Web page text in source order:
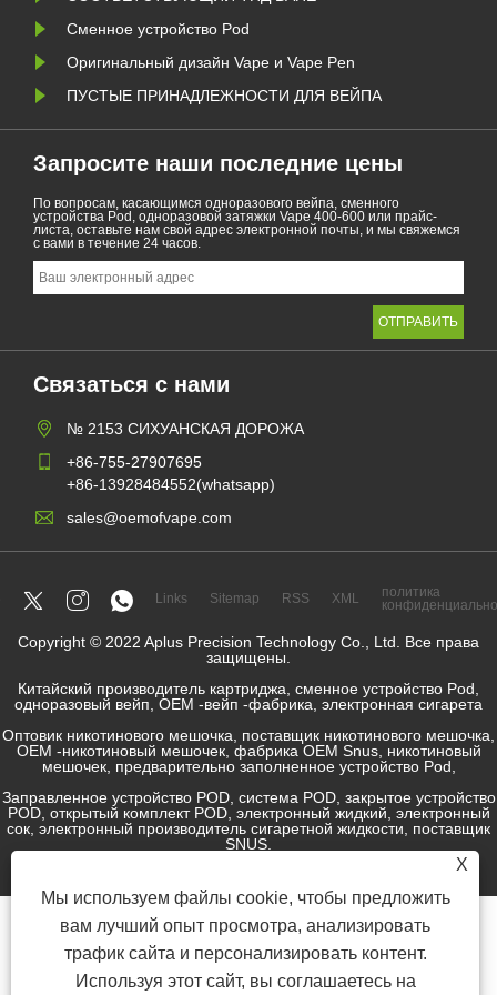
X
Мы используем файлы cookie, чтобы предложить
вам лучший опыт просмотра, анализировать
трафик сайта и персонализировать контент.
Используя этот сайт, вы соглашаетесь на
Сменное устройство Pod
Оригинальный дизайн Vape и Vape Pen
ПУСТЫЕ ПРИНАДЛЕЖНОСТИ ДЛЯ ВЕЙПА
Запросите наши последние цены
По вопросам, касающимся одноразового вейпа, сменного
устройства Pod, одноразовой затяжки Vape 400-600 или прайс-
листа, оставьте нам свой адрес электронной почты, и мы свяжемся
с вами в течение 24 часов.
Связаться с нами
№ 2153 СИХУАНСКАЯ ДОРОЖА
+86-755-27907695
+86-13928484552(whatsapp)
sales@oemofvape.com
Links Sitemap RSS XML
политика
Copyright © 2022 Aplus Precision Technology Co., Ltd. Все права
защищены.
Китайский производитель картриджа, сменное устройство Pod,
одноразовый вейп, OEM -вейп -фабрика, электронная сигарета
Оптовик никотинового мешочка, поставщик никотинового мешочка,
OEM -никотиновый мешочек, фабрика OEM Snus, никотиновый
мешочек, предварительно заполненное устройство Pod,
Заправленное устройство POD, система POD, закрытое устройство
POD, открытый комплект POD, электронный жидкий, электронный
сок, электронный производитель сигаретной жидкости, поставщик
SNUS.